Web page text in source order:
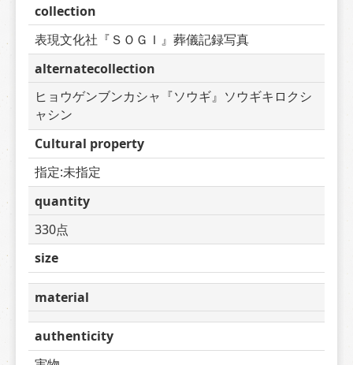
collection
表現文化社『ＳＯＧＩ』葬儀記録写真
alternatecollection
ヒョウゲンブンカシャ『ソウギ』ソウギキロクシ
ャシン
Cultural property
指定:未指定
quantity
330点
size
material
authenticity